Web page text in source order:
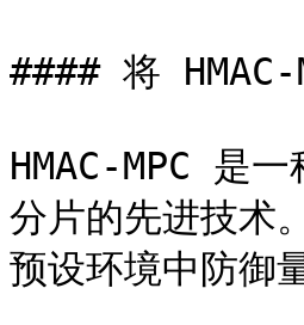
#### 将 HMAC-
HMAC-MPC 是
分片的先进技术
预设环境中防御